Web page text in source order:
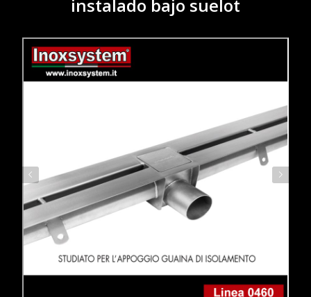
instalado bajo suelot